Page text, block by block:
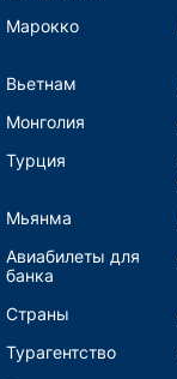
Марокко
Вьетнам
Монголия
Турция
Мьянма
Авиабилеты для
банка
Страны
Турагентство